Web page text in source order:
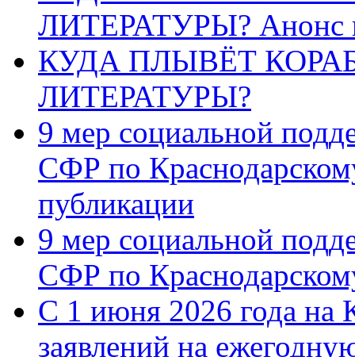
ЛИТЕРАТУРЫ? Анонс
КУДА ПЛЫВЁТ
ЛИТЕРАТУРЫ?
9 мер социальной
СФР по
публикации
9 мер социальной
СФР по
С 1 июня 2026 года на
заявлений на